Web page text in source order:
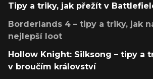
Tipy a triky, jak přežít v
Borderlands 4 – tipy a triky, jak
nejlepší loot
Hollow Knight: Silksong – tipy a
v broučím království